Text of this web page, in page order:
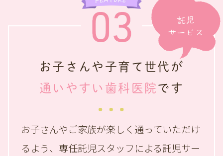
託児
サービス
お子さんや子育て世代が
通いやすい歯科医院 です
お子さんやご家族が楽しく通っていただけ
るよう、 専任託児スタッフによる託児サー